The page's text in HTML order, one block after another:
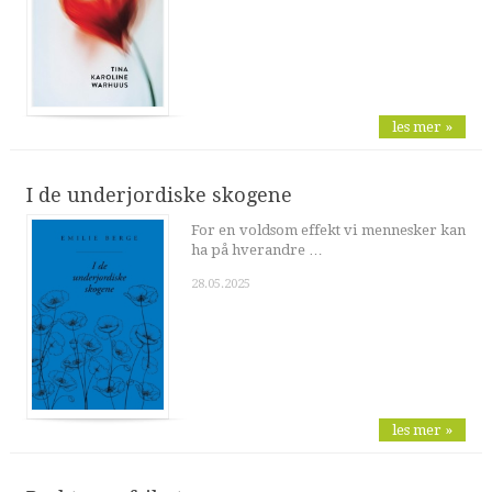
les mer »
I de underjordiske skogene
For en voldsom effekt vi mennesker kan
ha på hverandre …
28.05.2025
les mer »